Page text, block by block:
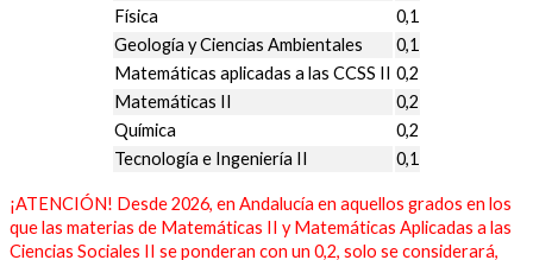
Física
0,1
Geología y Ciencias Ambientales
0,1
Matemáticas aplicadas a las CCSS II 0,2
Matemáticas II
0,2
Química
0,2
Tecnología e Ingeniería II
0,1
¡ATENCIÓN! Desde 2026, en Andalucía en aquellos grados en los
que las materias de Matemáticas II y Matemáticas Aplicadas a las
Ciencias Sociales II se ponderan con un 0,2, solo se considerará,